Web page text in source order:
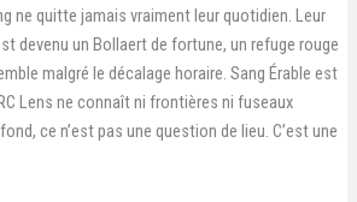
ne quitte jamais vraiment leur quotidien. Leur
devenu un Bollaert de fortune, un refuge rouge
malgré le décalage horaire. Sang Érable est
Lens ne connaît ni frontières ni fuseaux
ce n’est pas une question de lieu. C’est une